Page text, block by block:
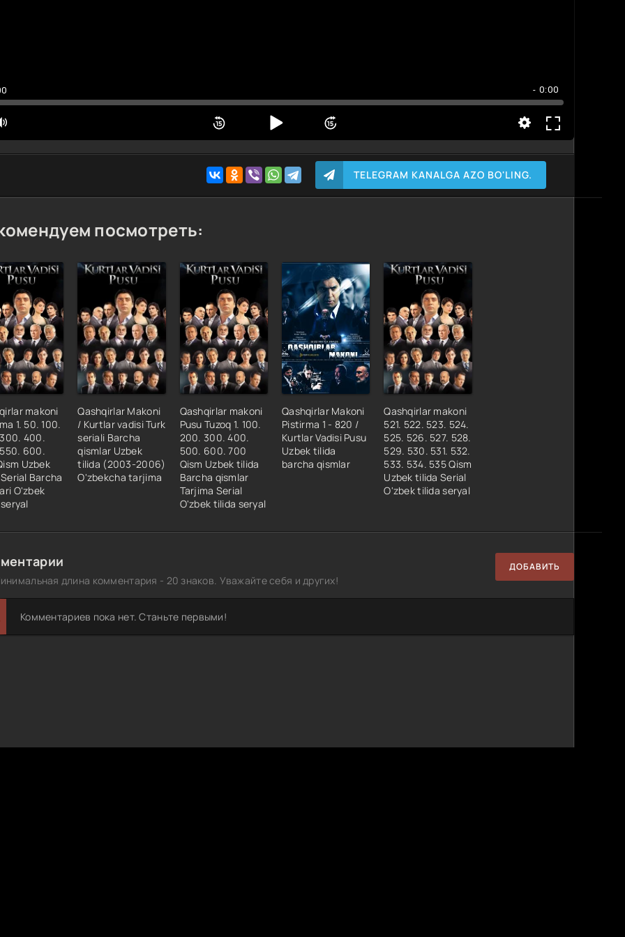
- 0:00
Qism
Qism
TELEGRAM KANALGA AZO BO'LING.
посмотреть:
makoni
1. 50. 100.
400.
600.
Uzbek
Barcha
O'zbek
Qashqirlar Makoni
/ Kurtlar vadisi Turk
seriali Barcha
qismlar Uzbek
tilida (2003-2006)
O'zbekcha tarjima
Qashqirlar makoni
Pusu Tuzoq 1. 100.
200. 300. 400.
500. 600. 700
Qism Uzbek tilida
Barcha qismlar
Tarjima Serial
O'zbek tilida seryal
Qashqirlar Makoni
Pistirma 1 - 820 /
Kurtlar Vadisi Pusu
Uzbek tilida
barcha qismlar
Qashqirlar makoni
521. 522. 523. 524.
525. 526. 527. 528.
529. 530. 531. 532.
533. 534. 535 Qism
Uzbek tilida Serial
O'zbek tilida seryal
длина комментария - 20 знаков. Уважайте себя и других!
ДОБАВИТЬ
Комментариев пока нет. Станьте первыми!